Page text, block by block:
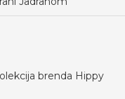
brenda Hippy